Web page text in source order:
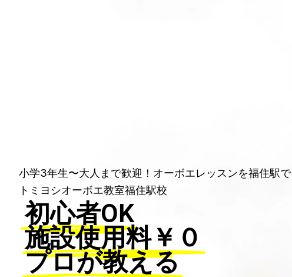
小学3年生〜大人まで歓迎！オーボエレッスンを福住駅で
トミヨシオーボエ教室福住駅校
初心者OK
施設使用料￥０
プロが教える